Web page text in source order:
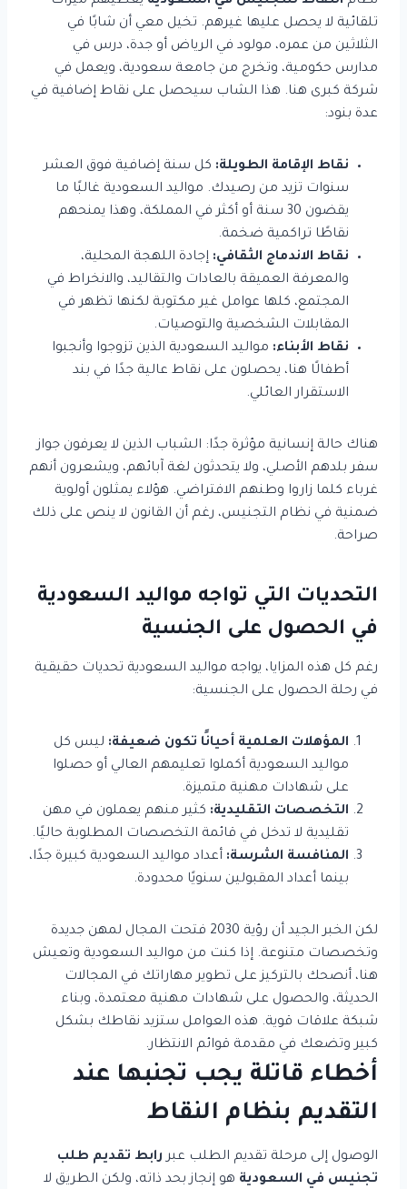
تلقائية لا يحصل عليها غيرهم. تخيل معي أن شابًا في
الثلاثين من عمره، مولود في الرياض أو جدة، درس في
مدارس حكومية، وتخرج من جامعة سعودية، ويعمل في
شركة كبرى هنا. هذا الشاب سيحصل على نقاط إضافية في
عدة بنود:
نقاط الإقامة الطويلة: كل سنة إضافية فوق العشر
سنوات تزيد من رصيدك. مواليد السعودية غالبًا ما
يقضون 30 سنة أو أكثر في المملكة، وهذا يمنحهم
نقاطًا تراكمية ضخمة.
نقاط الاندماج الثقافي: إجادة اللهجة المحلية،
والمعرفة العميقة بالعادات والتقاليد، والانخراط في
المجتمع، كلها عوامل غير مكتوبة لكنها تظهر في
المقابلات الشخصية والتوصيات.
نقاط الأبناء: مواليد السعودية الذين تزوجوا وأنجبوا
أطفالًا هنا، يحصلون على نقاط عالية جدًا في بند
الاستقرار العائلي.
هناك حالة إنسانية مؤثرة جدًا: الشباب الذين لا يعرفون جواز
سفر بلدهم الأصلي، ولا يتحدثون لغة آبائهم، ويشعرون أنهم
غرباء كلما زاروا وطنهم الافتراضي. هؤلاء يمثلون أولوية
ضمنية في نظام التجنيس، رغم أن القانون لا ينص على ذلك
صراحة.
التحديات التي تواجه مواليد السعودية
في الحصول على الجنسية
رغم كل هذه المزايا، يواجه مواليد السعودية تحديات حقيقية
في رحلة الحصول على الجنسية:
المؤهلات العلمية أحيانًا تكون ضعيفة: ليس كل
مواليد السعودية أكملوا تعليمهم العالي أو حصلوا
على شهادات مهنية متميزة.
التخصصات التقليدية: كثير منهم يعملون في مهن
تقليدية لا تدخل في قائمة التخصصات المطلوبة حاليًا.
المنافسة الشرسة: أعداد مواليد السعودية كبيرة جدًا،
بينما أعداد المقبولين سنويًا محدودة.
لكن الخبر الجيد أن رؤية 2030 فتحت المجال لمهن جديدة
وتخصصات متنوعة. إذا كنت من مواليد السعودية وتعيش
هنا، أنصحك بالتركيز على تطوير مهاراتك في المجالات
الحديثة، والحصول على شهادات مهنية معتمدة، وبناء
شبكة علاقات قوية. هذه العوامل ستزيد نقاطك بشكل
كبير وتضعك في مقدمة قوائم الانتظار.
أخطاء قاتلة يجب تجنبها عند
التقديم بنظام النقاط
الوصول إلى مرحلة تقديم الطلب عبر رابط تقديم طلب
تجنيس في السعودية هو إنجاز بحد ذاته، ولكن الطريق لا